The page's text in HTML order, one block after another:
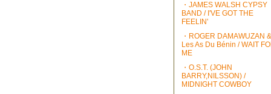
・JAMES WALSH CYPSY
BAND / I'VE GOT THE
FEELIN'
・ROGER DAMAWUZAN &
Les As Du Bénin / WAIT
ME
・O.S.T. (JOHN
BARRY,NILSSON) /
MIDNIGHT COWBOY